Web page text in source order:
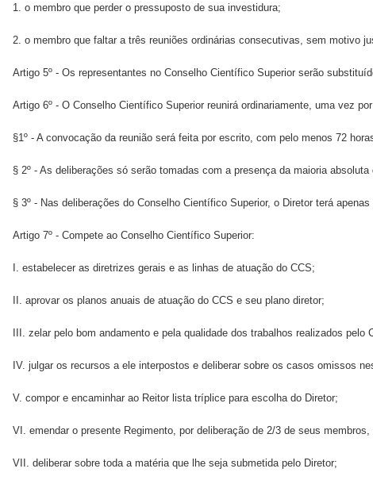
1. o membro que perder o pressuposto de sua investidura;
2. o membro que faltar a três reuniões ordinárias consecutivas, sem motivo
Artigo 5º - Os representantes no Conselho Científico Superior serão
Artigo 6º - O Conselho Científico Superior reunirá ordinariamente, uma vez
§1º - A convocação da reunião será feita por escrito, com pelo menos 72
§ 2º - As deliberações só serão tomadas com a presença da maioria absoluta
§ 3º - Nas deliberações do Conselho Científico Superior, o Diretor terá
Artigo 7º - Compete ao Conselho Científico Superior:
I. estabelecer as diretrizes gerais e as linhas de atuação do CCS;
II. aprovar os planos anuais de atuação do CCS e seu plano diretor;
III. zelar pelo bom andamento e pela qualidade dos trabalhos realizados pelo
IV. julgar os recursos a ele interpostos e deliberar sobre os casos omissos
V. compor e encaminhar ao Reitor lista tríplice para escolha do Diretor;
VI. emendar o presente Regimento, por deliberação de 2/3 de seus
VII. deliberar sobre toda a matéria que lhe seja submetida pelo Diretor;